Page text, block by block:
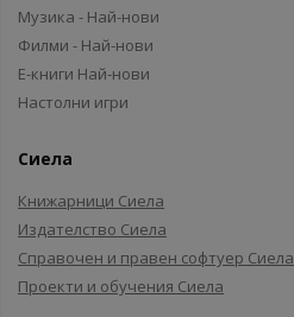
Музика - Най-нови
Филми - Най-нови
Е-книги Най-нови
Настолни игри
Сиела
Книжарници Сиела
Издателство Сиела
Справочен и правен софтуер Сиела
Проекти и обучения Сиела